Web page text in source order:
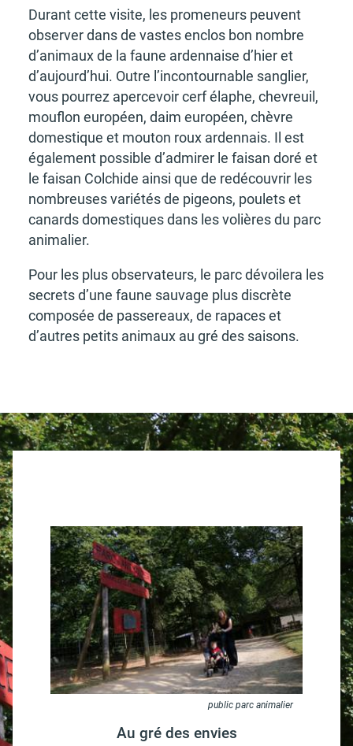
Durant cette visite, les prome­neurs peuvent
obser­ver dans de vastes enclos bon nombre
d’ani­maux de la faune arden­naise d’hier et
d’aujour­d’hui. Outre l’in­con­tour­nable sanglier,
vous pour­rez aper­ce­voir cerf élaphe, chevreuil,
mouflon euro­péen, daim euro­péen, chèvre
domes­tique et mouton roux arden­nais. Il est
égale­ment possible d’ad­mi­rer le faisan doré et
le faisan Colchide ainsi que de redé­cou­vrir les
nombreuses varié­tés de pigeons, poulets et
canards domes­tiques dans les volières du parc
anima­lier.
Pour les plus obser­va­teurs, le parc dévoi­lera les
secrets d’une faune sauvage plus discrète
compo­sée de passe­reaux, de rapaces et
d’autres petits animaux au gré des saisons.
public parc animalier
Au gré des envies